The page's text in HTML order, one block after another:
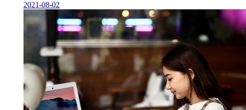
2021-08-02